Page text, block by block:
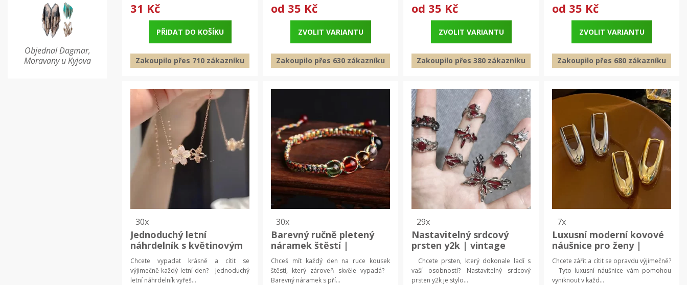
Objednal Dagmar,
Moravany u Kyjova
31 Kč
PŘIDAT DO KOŠÍKU
Zakoupilo přes 710 zákazníku
od 35 Kč
ZVOLIT VARIANTU
Zakoupilo přes 630 zákazníku
od 35 Kč
ZVOLIT VARIANTU
Zakoupilo přes 380 zákazníku
od 35 Kč
ZVOLIT VARIANTU
Zakoupilo přes 680 zákazníku
30x
Jednoduchý letní
náhrdelník s květinovým
přívěskem | módní
řetízek, dámský šperk
Chcete vypadat krásně a cítit se
výjimečně každý letní den? Jednoduchý
letní náhrdelník vyřeš...
30x
Barevný ručně pletený
náramek štěstí |
korálkový náramek,
unisex šperk
Chceš mít každý den na ruce kousek
štěstí, který zároveň skvěle vypadá?
Barevný náramek s pří...
29x
Nastavitelný srdcový
prsten y2k | vintage
šperk
Chcete prsten, který dokonale ladí s
vaší osobností? Nastavitelný srdcový
prsten y2k je stylo...
7x
Luxusní moderní kovové
náušnice pro ženy |
dámské šperky 2 ks
Chcete zářit a cítit se opravdu výjimečně?
Tyto luxusní náušnice vám pomohou
vyniknout v každ...